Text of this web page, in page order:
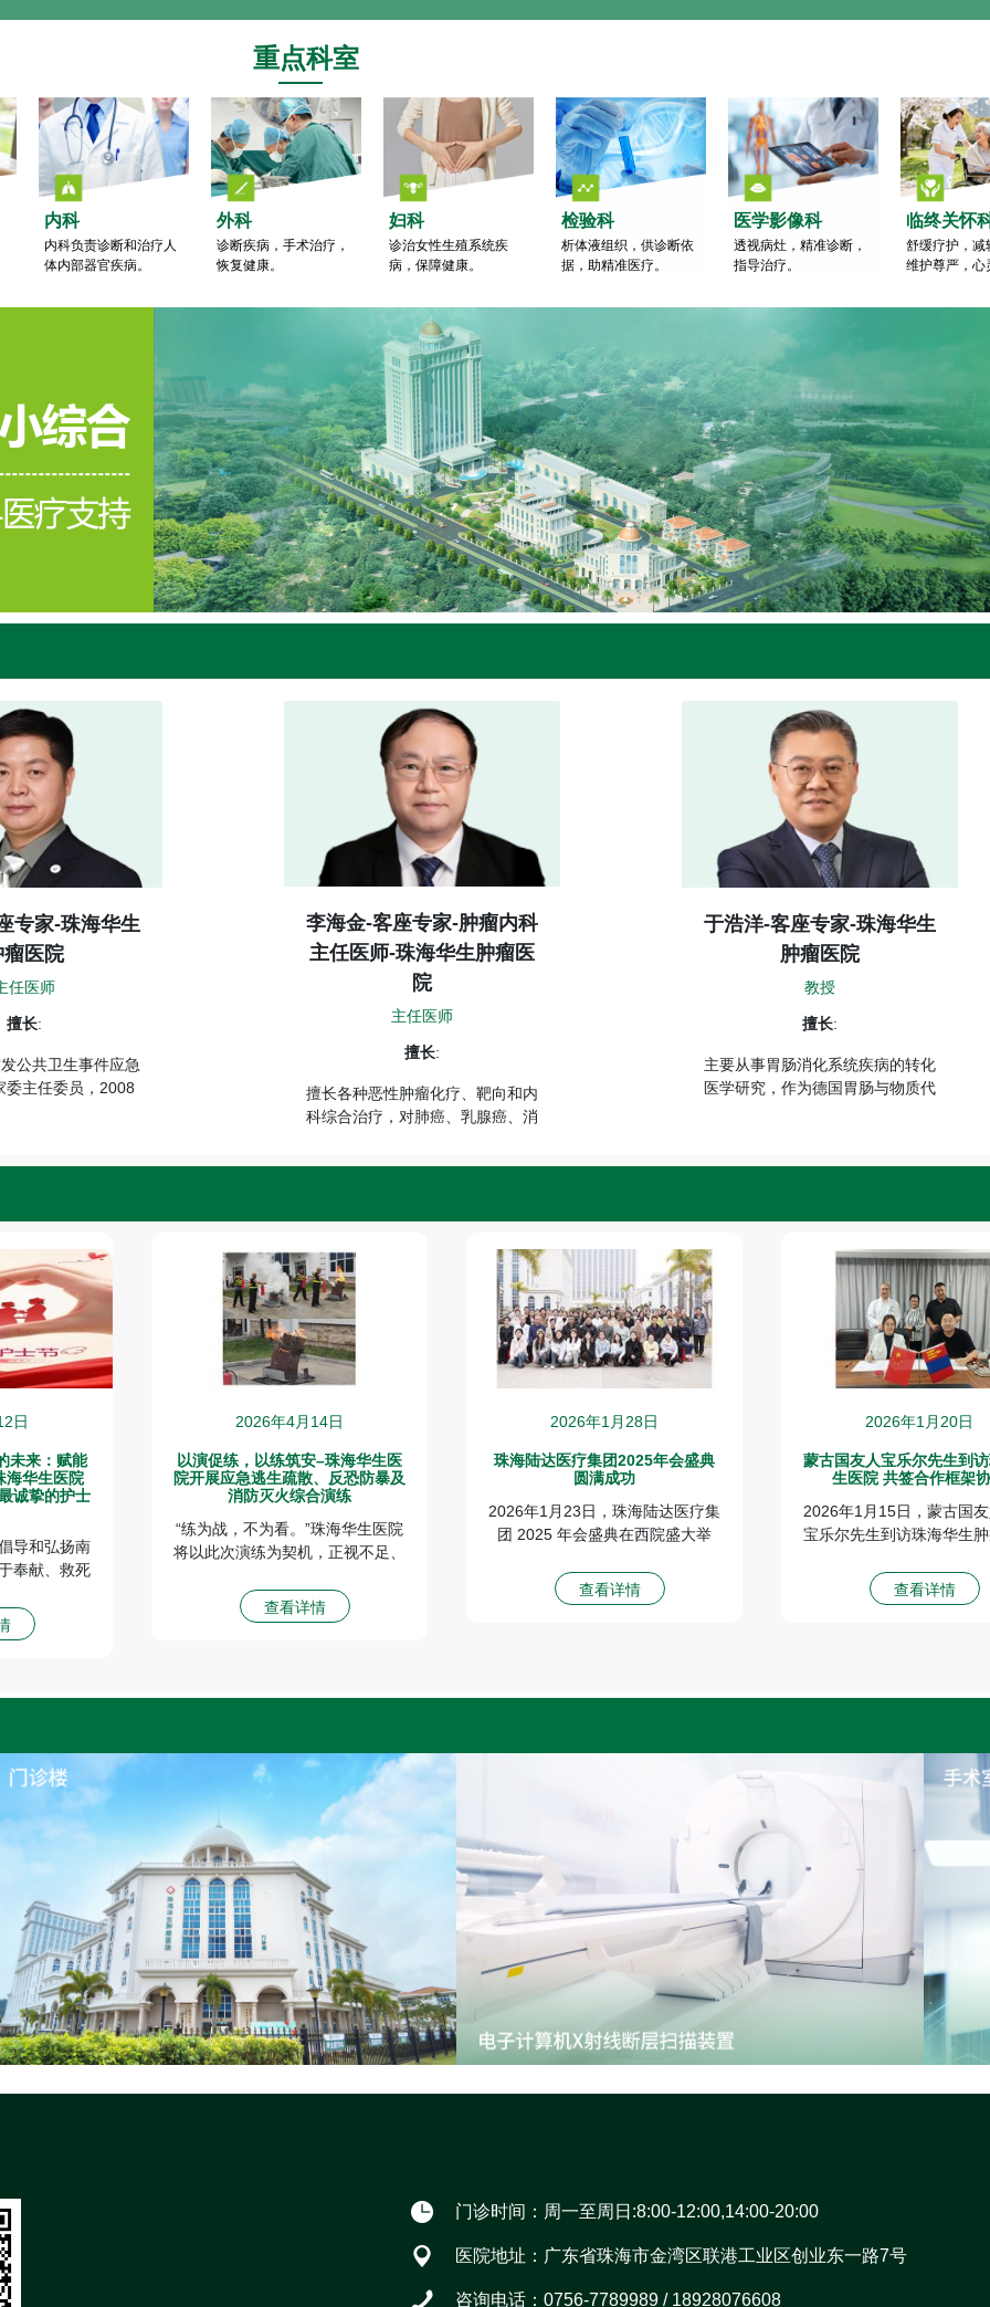
重点科室
内科
内科负责诊断和治疗人
体内部器官疾病。
外科
诊断疾病，手术治疗，
恢复健康。
妇科
诊治女性生殖系统疾
病，保障健康。
检验科
析体液组织，供诊断依
据，助精准医疗。
医学影像科
透视病灶，精准诊断，
指导治疗。
临终关怀
舒缓疗护，减
维护尊严，心
内科-副主任医师-
华生肿瘤医院
副主任医师
神经痛、脑血管疾病、
马绍奇-神经内科-副主任医
师-珠海华生肿瘤医院
副主任医师
神经内科
擅长
原某军区总医院医师，神经内科主
治医师；陆达医疗集团副院长、神
神经系统疾病、老年慢性病以及亚
健康等疾病的生物医疗、微创医
刘保池-客座专家-珠海华生
肿瘤医院
主任医师
擅长
曾任河南省突发公共卫生事件应急
医疗救治专家委主任委员，2008
者。
日
未来：赋能
海华生医院
诚挚的护士
导和弘扬南
奉献、救死
士继承和发
，以“爱
。
2026年4月14日
以演促练，以练筑安–珠海华生医
院开展应急逃生疏散、反恐防暴及
消防灭火综合演练
“练为战，不为看。”珠海华生医院
将以此次演练为契机，正视不足、
管理，持续开展消防安全培训与隐
患排查，切实提升应急处置协同能
查看详情
2026年1月28日
珠海陆达医疗集团2025年会盛典
圆满成功
2026年1月23日，珠海陆达医疗集
团 2025 年会盛典在西院盛大举
这一盛会。
2025年集团旗下珠海华生肿瘤医
查看详情
2026年1月20日
蒙古国友人宝乐尔先生到
生医院 共签合作框架
2026年1月15日，蒙古国
宝乐尔先生到访珠海华生
合作框架协议。
查看详情
门诊时间：周一至周日:8:00-12:00,14:00-20:00
医院地址：广东省珠海市金湾区联港工业区创业东一路7号
咨询电话：0756-7789989 / 18928076608